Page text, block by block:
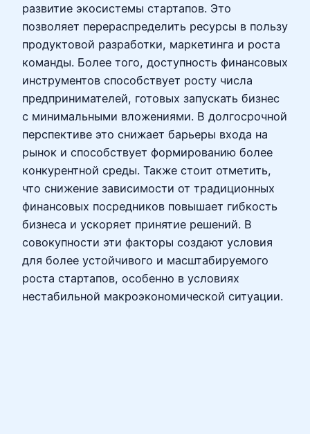
развитие экосистемы стартапов. Это
позволяет перераспределить ресурсы в пользу
продуктовой разработки, маркетинга и роста
команды. Более того, доступность финансовых
инструментов способствует росту числа
предпринимателей, готовых запускать бизнес
с минимальными вложениями. В долгосрочной
перспективе это снижает барьеры входа на
рынок и способствует формированию более
конкурентной среды. Также стоит отметить,
что снижение зависимости от традиционных
финансовых посредников повышает гибкость
бизнеса и ускоряет принятие решений. В
совокупности эти факторы создают условия
для более устойчивого и масштабируемого
роста стартапов, особенно в условиях
нестабильной макроэкономической ситуации.